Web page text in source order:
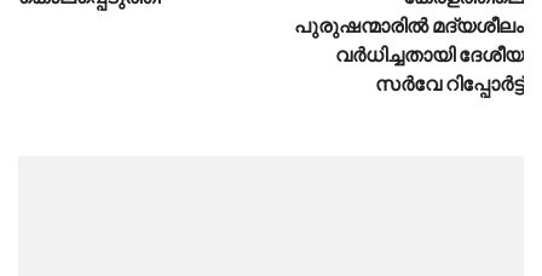
പുരുഷന്മാരിൽ മദ്യശീലം
വർധിച്ചതായി ദേശീയ
സർവേ റിപ്പോർട്ട്